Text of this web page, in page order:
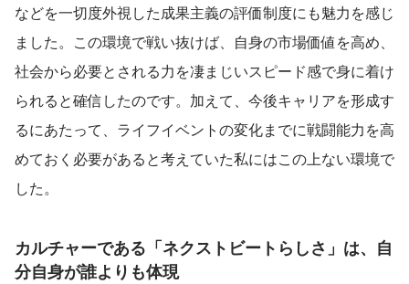
などを一切度外視した成果主義の評価制度にも魅力を感じ
ました。この環境で戦い抜けば、自身の市場価値を高め、
社会から必要とされる力を凄まじいスピード感で身に着け
られると確信したのです。加えて、今後キャリアを形成す
るにあたって、ライフイベントの変化までに戦闘能力を高
めておく必要があると考えていた私にはこの上ない環境で
した。
カルチャーである「ネクストビートらしさ」は、自
分自身が誰よりも体現